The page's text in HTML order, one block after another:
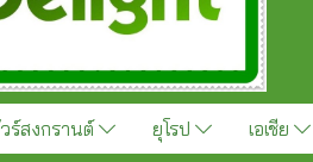
ร์สงกรานต์ ยุโรป เอเชีย